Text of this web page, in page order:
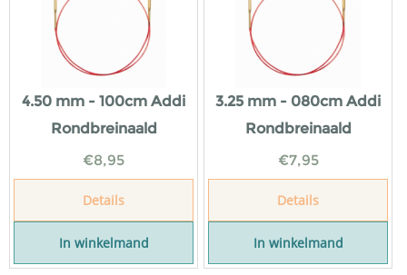
4.50 mm - 100cm Addi
Rondbreinaald
€8,95
Details
In winkelmand
3.25 mm - 080cm Addi
Rondbreinaald
€7,95
Details
In winkelmand